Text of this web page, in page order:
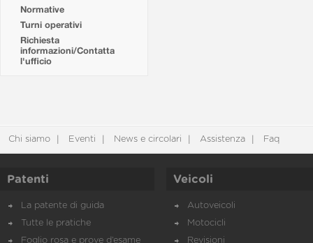
Normative
Turni operativi
Richiesta
informazioni/Contatta
l'ufficio
Chi siamo Eventi News e circolari Assistenza Faq
Patenti
La patente di guida
Tutte le pratiche
Foglio rosa e prove d’esame
Veicoli
Autoveicoli
Motocicli
Revisioni